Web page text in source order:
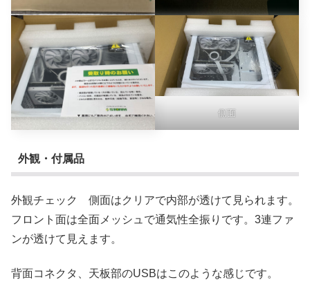
側面
外観・付属品
外観チェック 側面はクリアで内部が透けて見られます。
フロント面は全面メッシュで通気性全振りです。3連ファ
ンが透けて見えます。
背面コネクタ、天板部のUSBはこのような感じです。